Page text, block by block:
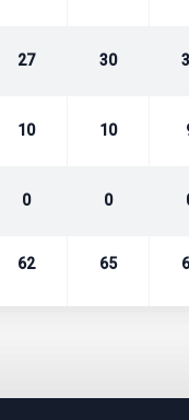
27 30
10 10
0 0
62 65